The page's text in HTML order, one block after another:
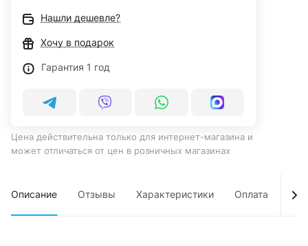
Нашли дешевле?
Хочу в подарок
Гарантия 1 год
Цена действительна только для интернет-магазина и
может отличаться от цен в розничных магазинах
Описание Отзывы Характеристики Оплата